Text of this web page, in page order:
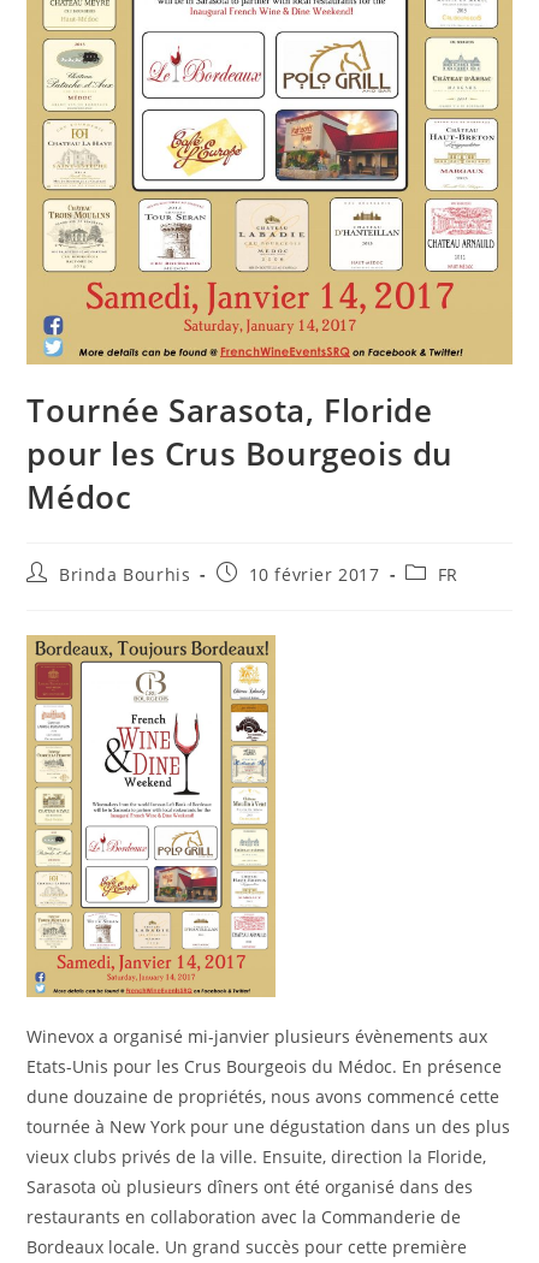
Tournée Sarasota, Floride
pour les Crus Bourgeois du
Médoc
Auteur/autrice
publication :
Brinda Bourhis
Publication
10 février 2017
PostFR
Winevox a organisé mi-janvier plusieurs évènements aux
Etats-Unis pour les Crus Bourgeois du Médoc. En présence
dune douzaine de propriétés, nous avons commencé cette
tournée à New York pour une dégustation dans un des plus
vieux clubs privés de la ville. Ensuite, direction la Floride,
Sarasota où plusieurs dîners ont été organisé dans des
restaurants en collaboration avec la Commanderie de
Bordeaux locale. Un grand succès pour cette première